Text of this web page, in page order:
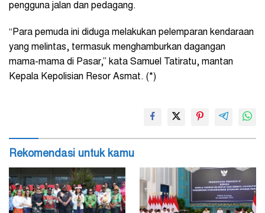
pengguna jalan dan pedagang.
“Para pemuda ini diduga melakukan pelemparan kendaraan
yang melintas, termasuk menghamburkan dagangan
mama-mama di Pasar,” kata Samuel Tatiratu, mantan
Kepala Kepolisian Resor Asmat. (*)
Rekomendasi untuk kamu